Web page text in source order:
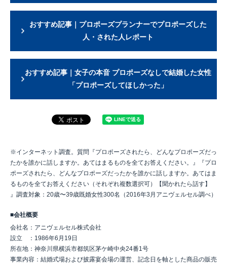
おすすめ記事｜プロポーズプランナーでプロポーズした
人・された人レポート
おすすめ記事｜女子の本音 プロポーズなしで結婚した女性
「プロポーズしてほしかった」
※インターネット調査。質問『プロポーズされたら、どんなプロポーズだっ
たかを誰かに話しますか。あてはまるものを全てお答えください。』『プロ
ポーズされたら、どんなプロポーズだったかを誰かに話しますか。あてはま
るものを全てお答えください（それぞれ複数選択可）【聞かれたら話す】
』調査対象：20歳〜39歳既婚女性300名（2016年3月アニヴェルセル調べ）
■会社概要
会社名：アニヴェルセル株式会社
設立 ：1986年6月19日
所在地：神奈川県横浜市都筑区茅ケ崎中央24番1号
事業内容：結婚式場および披露宴会場の運営、記念日を軸とした商品の販売